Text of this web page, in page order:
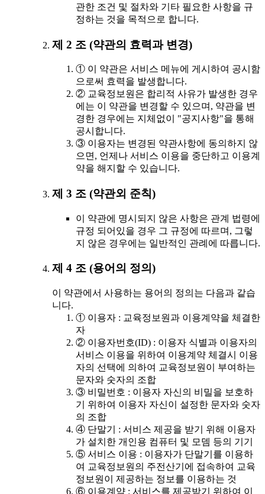
관한 조건 및 절차와 기타 필요한 사항을 규
정하는 것을 목적으로 합니다.
제 2 조 (약관의 효력과 변경)
① 이 약관은 서비스 메뉴에 게시하여 공시함
으로써 효력을 발생합니다.
② 교육정보원은 합리적 사유가 발생한 경우
에는 이 약관을 변경할 수 있으며, 약관을 변
경한 경우에는 지체없이 "공지사항"을 통해
공시합니다.
③ 이용자는 변경된 약관사항에 동의하지 않
으면, 언제나 서비스 이용을 중단하고 이용계
약을 해지할 수 있습니다.
제 3 조 (약관외 준칙)
이 약관에 명시되지 않은 사항은 관계 법령에
규정 되어있을 경우 그 규정에 따르며, 그렇
지 않은 경우에는 일반적인 관례에 따릅니다.
제 4 조 (용어의 정의)
이 약관에서 사용하는 용어의 정의는 다음과 같습
니다.
① 이용자 : 교육정보원과 이용계약을 체결한
자
② 이용자번호(ID) : 이용자 식별과 이용자의
서비스 이용을 위하여 이용계약 체결시 이용
자의 선택에 의하여 교육정보원이 부여하는
문자와 숫자의 조합
③ 비밀번호 : 이용자 자신의 비밀을 보호하
기 위하여 이용자 자신이 설정한 문자와 숫자
의 조합
④ 단말기 : 서비스 제공을 받기 위해 이용자
가 설치한 개인용 컴퓨터 및 모뎀 등의 기기
⑤ 서비스 이용 : 이용자가 단말기를 이용하
여 교육정보원의 주전산기에 접속하여 교육
정보원이 제공하는 정보를 이용하는 것
⑥ 이용계약 : 서비스를 제공받기 위하여 이